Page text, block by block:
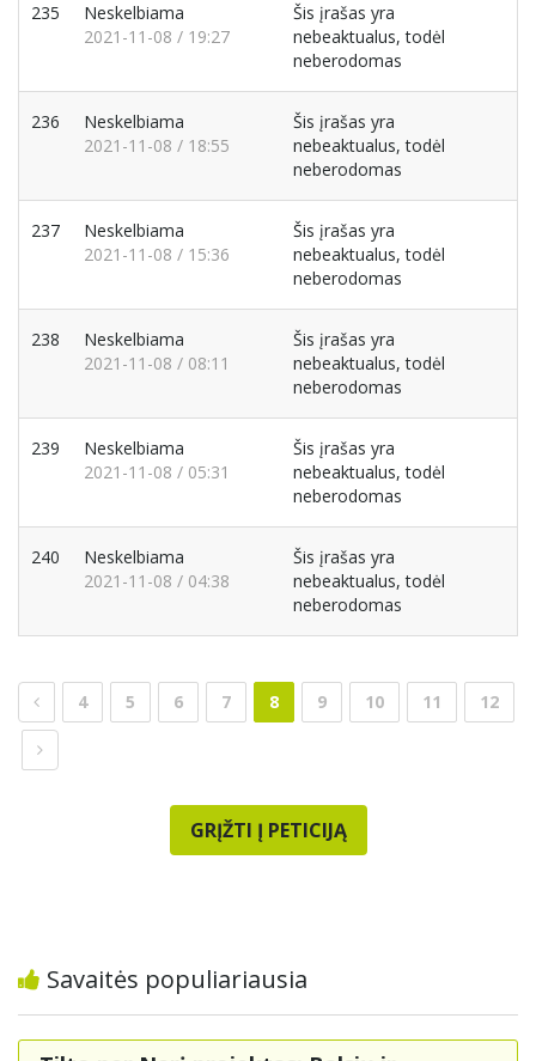
235
Neskelbiama
2021-11-08 / 19:27
Šis įrašas yra
nebeaktualus, todėl
neberodomas
236
Neskelbiama
2021-11-08 / 18:55
Šis įrašas yra
nebeaktualus, todėl
neberodomas
237
Neskelbiama
2021-11-08 / 15:36
Šis įrašas yra
nebeaktualus, todėl
neberodomas
238
Neskelbiama
2021-11-08 / 08:11
Šis įrašas yra
nebeaktualus, todėl
neberodomas
239
Neskelbiama
2021-11-08 / 05:31
Šis įrašas yra
nebeaktualus, todėl
neberodomas
240
Neskelbiama
2021-11-08 / 04:38
Šis įrašas yra
nebeaktualus, todėl
neberodomas
4 5 6 7 8 9 10 11 12
GRĮŽTI Į PETICIJĄ
Savaitės populiariausia